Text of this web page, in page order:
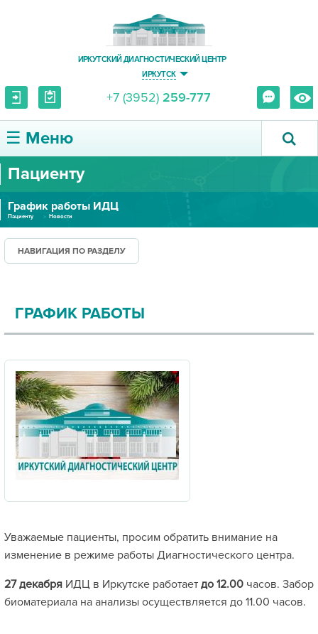
ИРКУТСКИЙ ДИАГНОСТИЧЕСКИЙ ЦЕНТР
ИРКУТСК
+7 (3952) 259-777
☰ Меню
О ЦЕНТРЕ
УСЛУГИ И ЦЕНЫ
ПАЦИЕНТУ
ПРАВОВАЯ ИНФОРМАЦИЯ
Пациенту
График работы ИДЦ
Пациенту Новости
НАВИГАЦИЯ ПО РАЗДЕЛУ
ГРАФИК РАБОТЫ
Уважаемые пациенты, просим обратить внимание на
изменение в режиме работы Диагностического центра.
27 декабря ИДЦ в Иркутске работает до 12.00 часов. Забор
биоматериала на анализы осуществляется до 11.00 часов.